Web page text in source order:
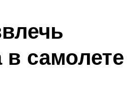
в самолете